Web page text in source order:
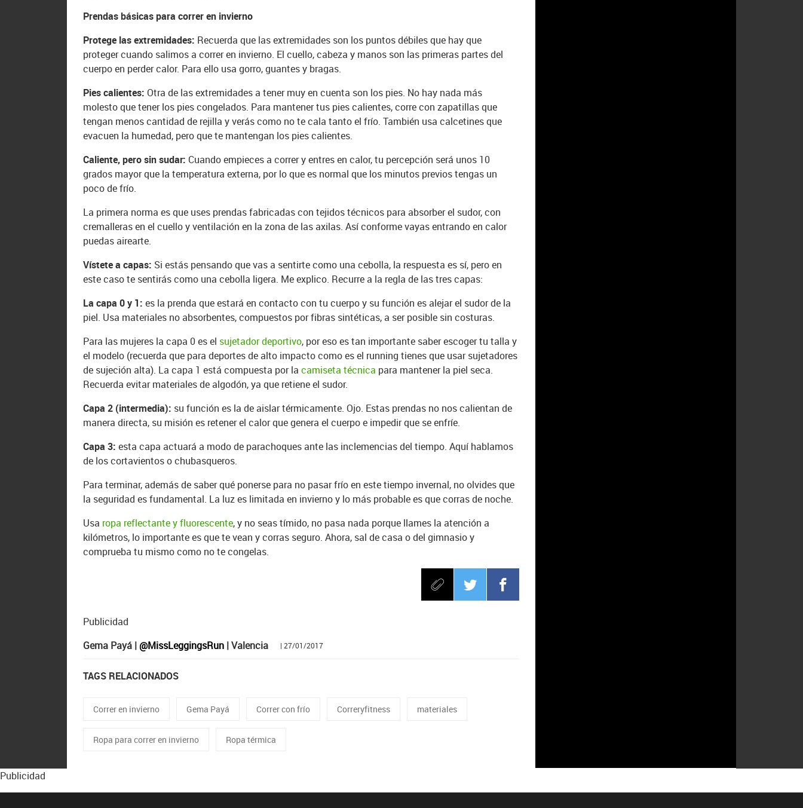
Prendas básicas para correr en invierno
Protege las extremidades: Recuerda que las extremidades son los puntos débiles que hay que
proteger cuando salimos a correr en invierno. El cuello, cabeza y manos son las primeras partes del
cuerpo en perder calor. Para ello usa gorro, guantes y bragas.
Pies calientes: Otra de las extremidades a tener muy en cuenta son los pies. No hay nada más
molesto que tener los pies congelados. Para mantener tus pies calientes, corre con zapatillas que
tengan menos cantidad de rejilla y verás como no te cala tanto el frío. También usa calcetines que
evacuen la humedad, pero que te mantengan los pies calientes.
Caliente, pero sin sudar: Cuando empieces a correr y entres en calor, tu percepción será unos 10
grados mayor que la temperatura externa, por lo que es normal que los minutos previos tengas un
poco de frío.
La primera norma es que uses prendas fabricadas con tejidos técnicos para absorber el sudor, con
cremalleras en el cuello y ventilación en la zona de las axilas. Así conforme vayas entrando en calor
puedas airearte.
Vístete a capas: Si estás pensando que vas a sentirte como una cebolla, la respuesta es sí, pero en
este caso te sentirás como una cebolla ligera. Me explico. Recurre a la regla de las tres capas:
La capa 0 y 1: es la prenda que estará en contacto con tu cuerpo y su función es alejar el sudor de la
piel. Usa materiales no absorbentes, compuestos por fibras sintéticas, a ser posible sin costuras.
Para las mujeres la capa 0 es el sujetador deportivo, por eso es tan importante saber escoger tu talla y
el modelo (recuerda que para deportes de alto impacto como es el running tienes que usar sujetadores
de sujeción alta). La capa 1 está compuesta por lacamiseta técnica para mantener la piel seca.
Recuerda evitar materiales de algodón, ya que retiene el sudor.
Capa 2 (intermedia): su función es la de aislar térmicamente. Ojo. Estas prendas no nos calientan de
manera directa, su misión es retener el calor que genera el cuerpo e impedir que se enfríe.
Capa 3:esta capa actuará a modo de parachoques ante las inclemencias del tiempo. Aquí hablamos
de los cortavientos o chubasqueros.
Para terminar, además de saber qué ponerse para no pasar frío en este tiempo invernal, no olvides que
la seguridad es fundamental. La luz es limitada en invierno y lo más probable es que corras de noche.
Usa ropa reflectante y fluorescente, y no seas tímido, no pasa nada porque llames la atención a
kilómetros, lo importante es que te vean y corras seguro. Ahora, sal de casa o del gimnasio y
comprueba tu mismo como no te congelas.
Publicidad
Gema Payá |@MissLeggingsRun | Valencia | 27/01/2017
TAGS RELACIONADOS
Correr en invierno Gema Payá Correr con frío Correryfitness materiales
Ropa para correr en invierno Ropa térmica
Publicidad